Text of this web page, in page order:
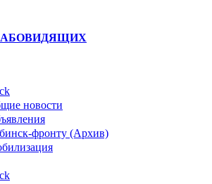
новости
фронту (Архив)